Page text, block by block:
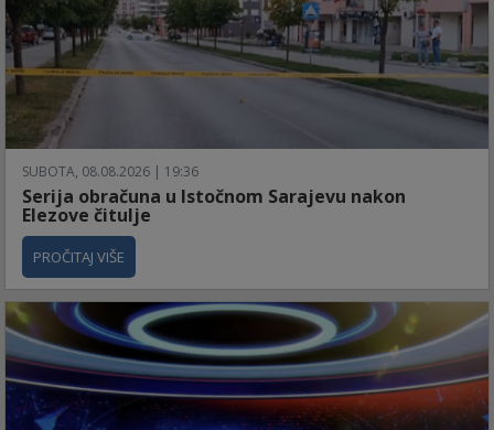
SUBOTA, 08.08.2026 | 19:36
Serija obračuna u Istočnom Sarajevu nakon
Elezove čitulje
PROČITAJ VIŠE